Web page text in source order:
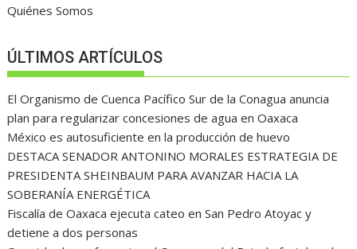
Quiénes Somos
ÚLTIMOS ARTÍCULOS
El Organismo de Cuenca Pacífico Sur de la Conagua anuncia
plan para regularizar concesiones de agua en Oaxaca
México es autosuficiente en la producción de huevo
DESTACA SENADOR ANTONINO MORALES ESTRATEGIA DE
PRESIDENTA SHEINBAUM PARA AVANZAR HACIA LA
SOBERANÍA ENERGÉTICA
Fiscalía de Oaxaca ejecuta cateo en San Pedro Atoyac y
detiene a dos personas